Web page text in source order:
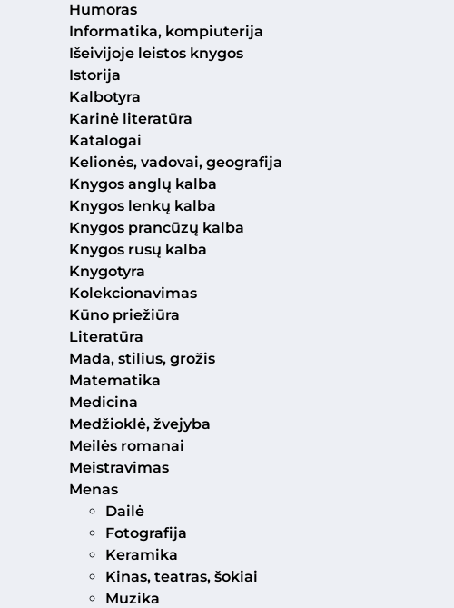
Humoras
Informatika, kompiuterija
Išeivijoje leistos knygos
Istorija
Kalbotyra
Karinė literatūra
Katalogai
Kelionės, vadovai, geografija
Knygos anglų kalba
Knygos lenkų kalba
Knygos prancūzų kalba
Knygos rusų kalba
Knygotyra
Kolekcionavimas
Kūno priežiūra
Literatūra
Mada, stilius, grožis
Matematika
Medicina
Medžioklė, žvejyba
Meilės romanai
Meistravimas
Menas
Dailė
Fotografija
Keramika
Kinas, teatras, šokiai
Muzika